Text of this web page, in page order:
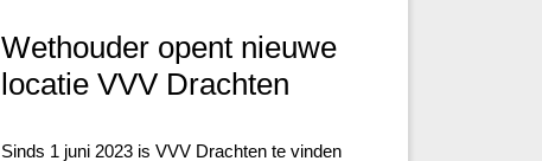
Wethouder opent nieuwe
locatie VVV Drachten
Sinds 1 juni 2023 is VVV Drachten te vinden